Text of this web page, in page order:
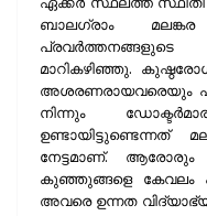
ബാലഗ്രാം
പ്രവര്‍ത്തനങ്ങളുടെ
മാറികഴിഞ്ഞു.
അശരണരായവരെയും
നിന്നും
ഉണ്ടായിട്ടുണ്ടെന്നത്
നേട്ടമാണ്. ആരോരും
കുഞ്ഞുങ്ങളെ കേവലം
അവരെ ഉന്നത